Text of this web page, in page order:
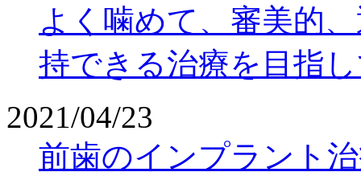
よく噛めて、審美的
持できる治療を目指
2021/04/23
前歯のインプラント